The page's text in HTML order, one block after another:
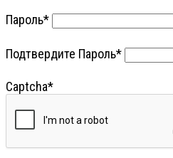
Пароль*
Подтвердите Пароль*
Captcha*